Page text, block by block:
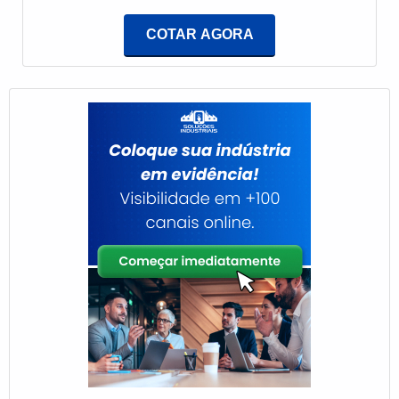
mais são os motivos pelos quais a Tenge é moderna
quando exploramos o segmento de engenharia
térmica especializada para solução e otimização de
é disponibilizar sempre a melhor opção para o
cliente final.A EMPRESA ESPECIALISTA DO
SEGMENTOSomente na Tenge as melhores opções
sempre estão à disposição quando se procura
soluções para engenharia térmica especializada
para solução e otimização de processos que
abrangem a área de calor. É possível encontrar uma
grande variedade no portfólio como caldeira modelo
AQV alta pressão e gerador de ar quente com ótima
qualidade e proteção.Se diferenciando dentro de seu
segmento, a empresa consegue também
proporcionar um atendimento cuidadoso e que
busca a satisfação do cliente. A Tenge é uma
empresa que tem se destacado no segmento pela
DETALHES SOBRE AUTOMAÇÃO DE
QUEIMADORESA E-Burner Combustão Industrial
canaliza seus recursos em proporcionar aos clientes
uma estrutura com escritório de alta qualidade onde
são realizadas as atividades e biblioteca técnica de
apoio, tudo isso para que se tenha automação de
queimadores com assertividade.Há muitas maneiras
eficientes de uma empresa demonstrar competência,
Burner Combustão Industrial se mostra referência
por ter: Soluções eficazes para queimadores
industriais; Alinhamento com as normas vigentes
com o impacto no meio ambiente; Colaboradores
hábeis na utilização de tecnologias de ponta;
Escritório de alta qualidade onde são realizadas as
atividades.Ainda focando na qualidade em
COTAR AGORA